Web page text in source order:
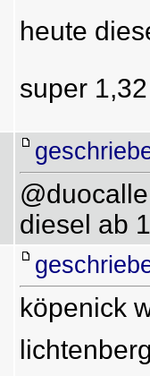
heute
super 1,32
diesel ab
köpenick